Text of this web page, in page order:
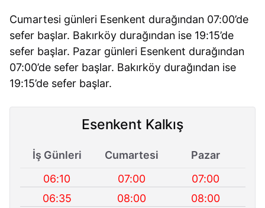
Cumartesi günleri Esenkent durağından 07:00’de
sefer başlar. Bakırköy durağından ise 19:15’de
sefer başlar. Pazar günleri Esenkent durağından
07:00’de sefer başlar. Bakırköy durağından ise
19:15’de sefer başlar.
Esenkent Kalkış
İş Günleri Cumartesi
Pazar
06:10
07:00
07:00
06:35
08:00
08:00